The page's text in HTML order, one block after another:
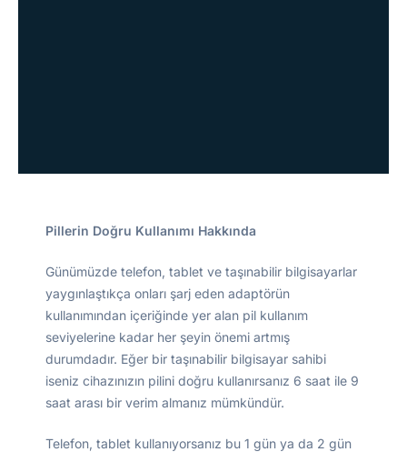
Pillerin Doğru Kullanımı Hakkında
Günümüzde telefon, tablet ve taşınabilir bilgisayarlar
yaygınlaştıkça onları şarj eden adaptörün
kullanımından içeriğinde yer alan pil kullanım
seviyelerine kadar her şeyin önemi artmış
durumdadır. Eğer bir taşınabilir bilgisayar sahibi
iseniz cihazınızın pilini doğru kullanırsanız 6 saat ile 9
saat arası bir verim almanız mümkündür.
Telefon, tablet kullanıyorsanız bu 1 gün ya da 2 gün